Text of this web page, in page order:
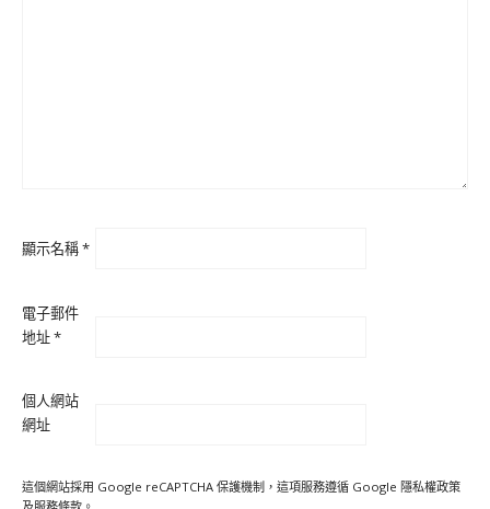
顯示名稱*
電子郵件
地址*
個人網站
網址
這個網站採用 Google reCAPTCHA 保護機制，這項服務遵循 Google 隱私權政策